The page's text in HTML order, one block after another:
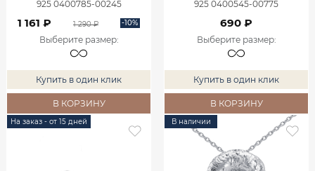
925 0400785-00245
1 161 ₽ 1 290 ₽ -10%
Выберите размер:
Купить в один клик
В КОРЗИНУ
925 0400545-00775
690 ₽
Выберите размер:
Купить в один клик
В КОРЗИНУ
На заказ - от 15 дней В наличии